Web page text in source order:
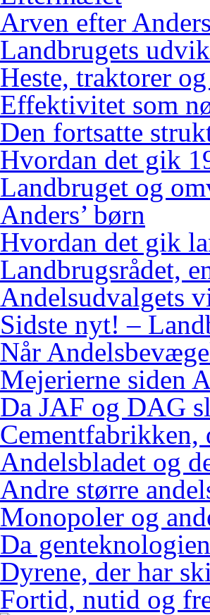
Arven efter Anders
Landbrugets
Heste, traktorer
Effektivitet som
Den fortsatte
Hvordan det gik
Landbruget og
Anders’ børn
Hvordan det gik
Landbrugsrådet,
Andelsudvalgets
Sidste nyt! –
Når
Mejerierne siden
Da JAF og DAG
Andelsbladet og
Andre større
Monopoler og
Da
Dyrene, der har
Fortid, nutid og